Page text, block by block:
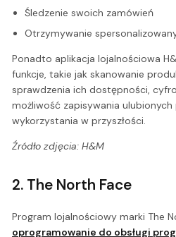
Śledzenie swoich zamówień
Otrzymywanie
Ponadto aplikacja lojalnościowa
funkcje, takie jak skanowanie
sprawdzenia ich dostępności,
możliwość zapisywania
wykorzystania w przyszłości.
Źródło zdjęcia: H&M
2. The North Face
Program lojalnościowy marki The
oprogramowanie do obsługi